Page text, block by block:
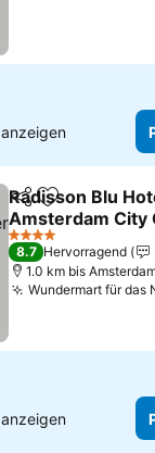
anzeigen
TeilenZu Favoriten
Radisson Blu
Amsterdam City
Preise sehen
4 Sterne
8.7 Hervorragend
1.0 km bis
Wundermart für das
anzeigen